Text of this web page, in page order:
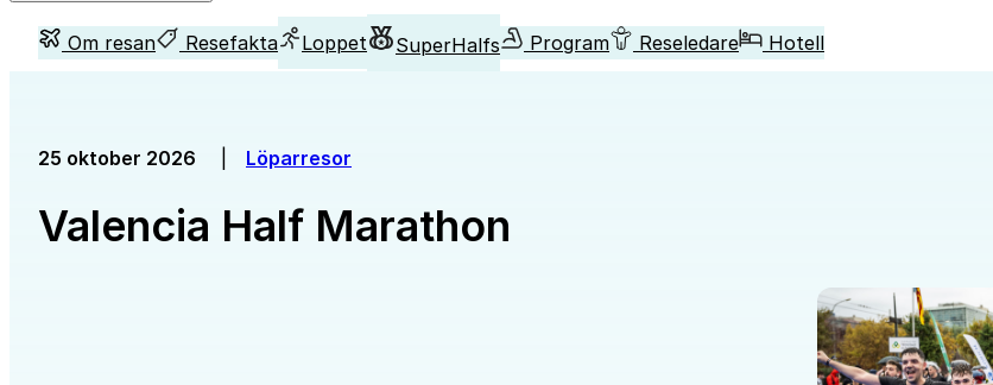
Om resan Resefakta Loppet SuperHalfs Program Reseledare Hotell
25 oktober 2026 Löparresor
Valencia Half Marathon